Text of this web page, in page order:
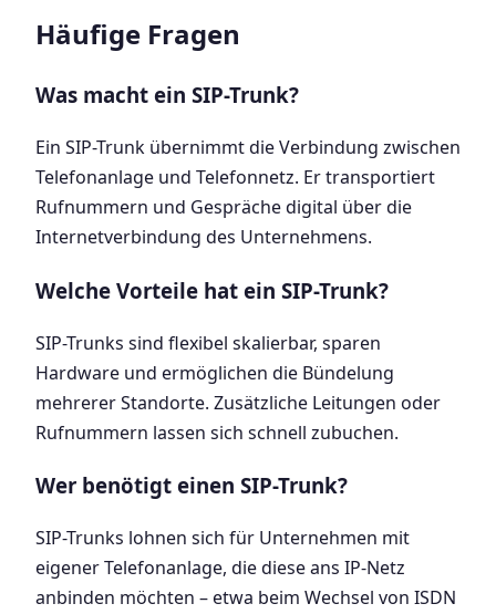
Häufige Fragen
Was macht ein SIP-Trunk?
Ein SIP-Trunk übernimmt die Verbindung zwischen
Telefonanlage und Telefonnetz. Er transportiert
Rufnummern und Gespräche digital über die
Internetverbindung des Unternehmens.
Welche Vorteile hat ein SIP-Trunk?
SIP-Trunks sind flexibel skalierbar, sparen
Hardware und ermöglichen die Bündelung
mehrerer Standorte. Zusätzliche Leitungen oder
Rufnummern lassen sich schnell zubuchen.
Wer benötigt einen SIP-Trunk?
SIP-Trunks lohnen sich für Unternehmen mit
eigener Telefonanlage, die diese ans IP-Netz
anbinden möchten – etwa beim Wechsel von ISDN